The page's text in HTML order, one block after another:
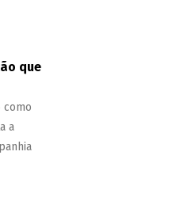
que
como
a